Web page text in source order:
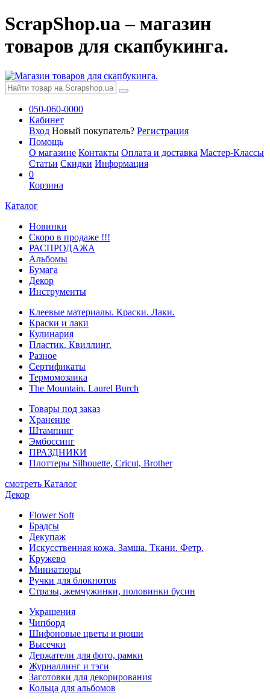
ScrapShop.ua – магазин
товаров для скапбукинга.
050-060-0000
Кабинет
Вход Новый покупатель? Регистрация
Помощь
О магазине Контакты Оплата и доставка Мастер-Классы
Статьи Скидки Информация
0
Корзина
Каталог
Новинки
Скоро в продаже !!!
РАСПРОДАЖА
Альбомы
Бумага
Декор
Инструменты
Клеевые материалы. Краски. Лаки.
Краски и лаки
Кулинария
Пластик. Квиллинг.
Разное
Сертификаты
Термомозаика
The Mountain. Laurel Burch
Товары под заказ
Хранение
Штампинг
Эмбоссинг
ПРАЗДНИКИ
Плоттеры Silhouette, Cricut, Brother
смотреть Каталог
Декор
Flower Soft
Брадсы
Декупаж
Искусственная кожа. Замша. Ткани. Фетр.
Кружево
Миниатюры
Ручки для блокнотов
Стразы, жемчужинки, половинки бусин
Украшения
Чипборд
Шифоновые цветы и рюши
Высечки
Держатели для фото, рамки
Журналлинг и тэги
Заготовки для декорирования
Кольца для альбомов